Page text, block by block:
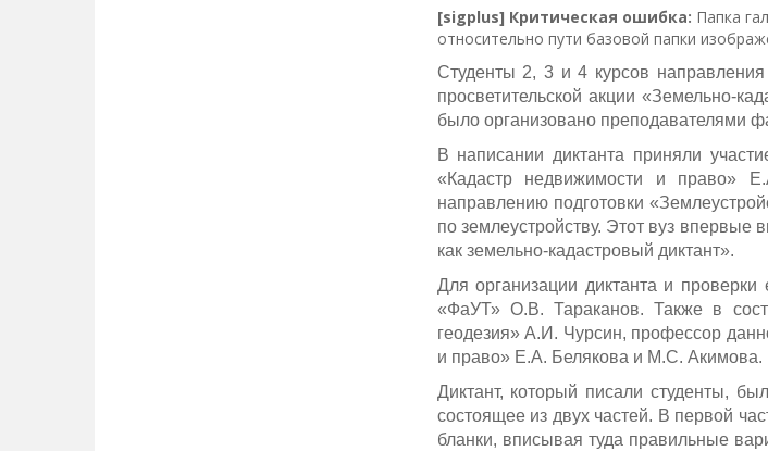
[sigplus] Критическая ошибка: Папка
относительно пути базовой папки
Студенты 2, 3 и 4 курсов
просветительской акции «Земельно-
было организовано преподавателями
В написании диктанта приняли
«Кадастр недвижимости и право»
направлению подготовки
по землеустройству. Этот вуз впервые
как земельно-кадастровый диктант».
Для организации диктанта и
«ФаУТ» О.В. Тараканов. Также в
геодезия» А.И. Чурсин, профессор
и право» Е.А. Белякова и М.С. Акимова.
Диктант, который писали студенты,
состоящее из двух частей. В первой
бланки, вписывая туда правильные